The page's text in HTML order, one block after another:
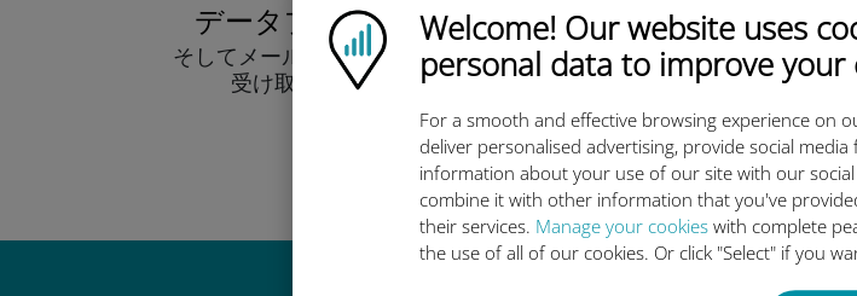
Ubigi logo
Welcome! Our website uses
personal data to improve your
For a smooth and effective browsing experience on
deliver personalised advertising, provide social
information about your use of our site with our
combine it with other information that you've
their services. Manage your cookies with complete
the use of all of our cookies. Or click "Select" if you
データプランを選ぶ
そしてメール経由でQRコードを
受け取りましょう！
QRコードを
そしてデータ
を有効化し
Ubigi eSIMをイン
しょう シン